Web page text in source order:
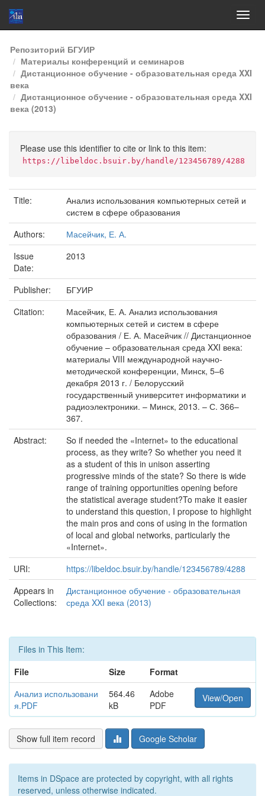
Skip
navigation
Репозиторий БГУИР
Материалы конференций и семинаров
Дистанционное обучение - образовательная среда XXI
века
Дистанционное обучение - образовательная среда XXI
века (2013)
Please use this identifier to cite or link to this item:
https://libeldoc.bsuir.by/handle/123456789/4288
Title:
Анализ использования компьютерных сетей и
систем в сфере образования
Authors:
Масейчик, Е. А.
Issue
Date:
2013
Publisher:
БГУИР
Citation:
Масейчик, Е. А. Анализ использования
компьютерных сетей и систем в сфере
образования / Е. А. Масейчик // Дистанционное
обучение – образовательная среда XXI века:
материалы VIII международной научно-
методической конференции, Минск, 5–6
декабря 2013 г. / Белорусский
государственный университет информатики и
радиоэлектроники. – Минск, 2013. – С. 366–
367.
Abstract:
So if needed the «Internet» to the educational
process, as they write? So whether you need it
as a student of this in unison asserting
progressive minds of the state? So there is wide
range of training opportunities opening before
the statistical average student?To make it easier
to understand this question, I propose to highlight
the main pros and cons of using in the formation
of local and global networks, particularly the
«Internet».
URI:
https://libeldoc.bsuir.by/handle/123456789/4288
Appears in
Collections:
Дистанционное обучение - образовательная
среда XXI века (2013)
Files in This Item:
File
Size
Format
Анализ использовани
я.PDF
564.46
kB
Adobe
PDF
View/Open
Show full item record Google Scholar
Items in DSpace are protected by copyright, with all rights
reserved, unless otherwise indicated.